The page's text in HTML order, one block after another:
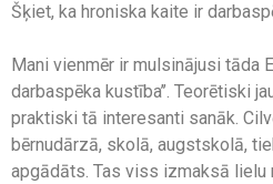
Šķiet, ka hroniska kaite ir
Mani vienmēr ir mulsinājusi tāda
darbaspēka kustība’’. Teorētiski
praktiski tā interesanti sanāk.
bērnudārzā, skolā, augstskolā,
apgādāts. Tas viss izmaksā lielu